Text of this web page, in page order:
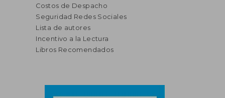
Costos de Despacho
Seguridad Redes Sociales
Lista de autores
Incentivo a la Lectura
Libros Recomendados